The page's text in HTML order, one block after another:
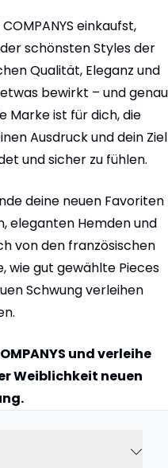
einkaufst,
schönsten Styles der
Qualität, Eleganz und
bewirkt – und genau
Marke ist für dich, die
Ausdruck und dein Ziel
und sicher zu fühlen.
deine neuen Favoriten
eleganten Hemden und
von den französischen
wie gut gewählte Pieces
Schwung verleihen
und verleihe
Weiblichkeit neuen